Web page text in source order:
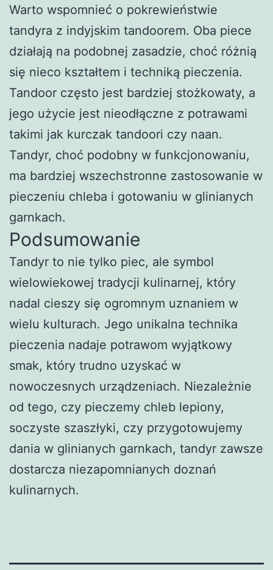
Warto wspomnieć o pokrewieństwie
tandyra z indyjskim tandoorem. Oba piece
działają na podobnej zasadzie, choć różnią
się nieco kształtem i techniką pieczenia.
Tandoor często jest bardziej stożkowaty, a
jego użycie jest nieodłączne z potrawami
takimi jak kurczak tandoori czy naan.
Tandyr, choć podobny w funkcjonowaniu,
ma bardziej wszechstronne zastosowanie w
pieczeniu chleba i gotowaniu w glinianych
garnkach.
Podsumowanie
Tandyr to nie tylko piec, ale symbol
wielowiekowej tradycji kulinarnej, który
nadal cieszy się ogromnym uznaniem w
wielu kulturach. Jego unikalna technika
pieczenia nadaje potrawom wyjątkowy
smak, który trudno uzyskać w
nowoczesnych urządzeniach. Niezależnie
od tego, czy pieczemy chleb lepiony,
soczyste szaszłyki, czy przygotowujemy
dania w glinianych garnkach, tandyr zawsze
dostarcza niezapomnianych doznań
kulinarnych.